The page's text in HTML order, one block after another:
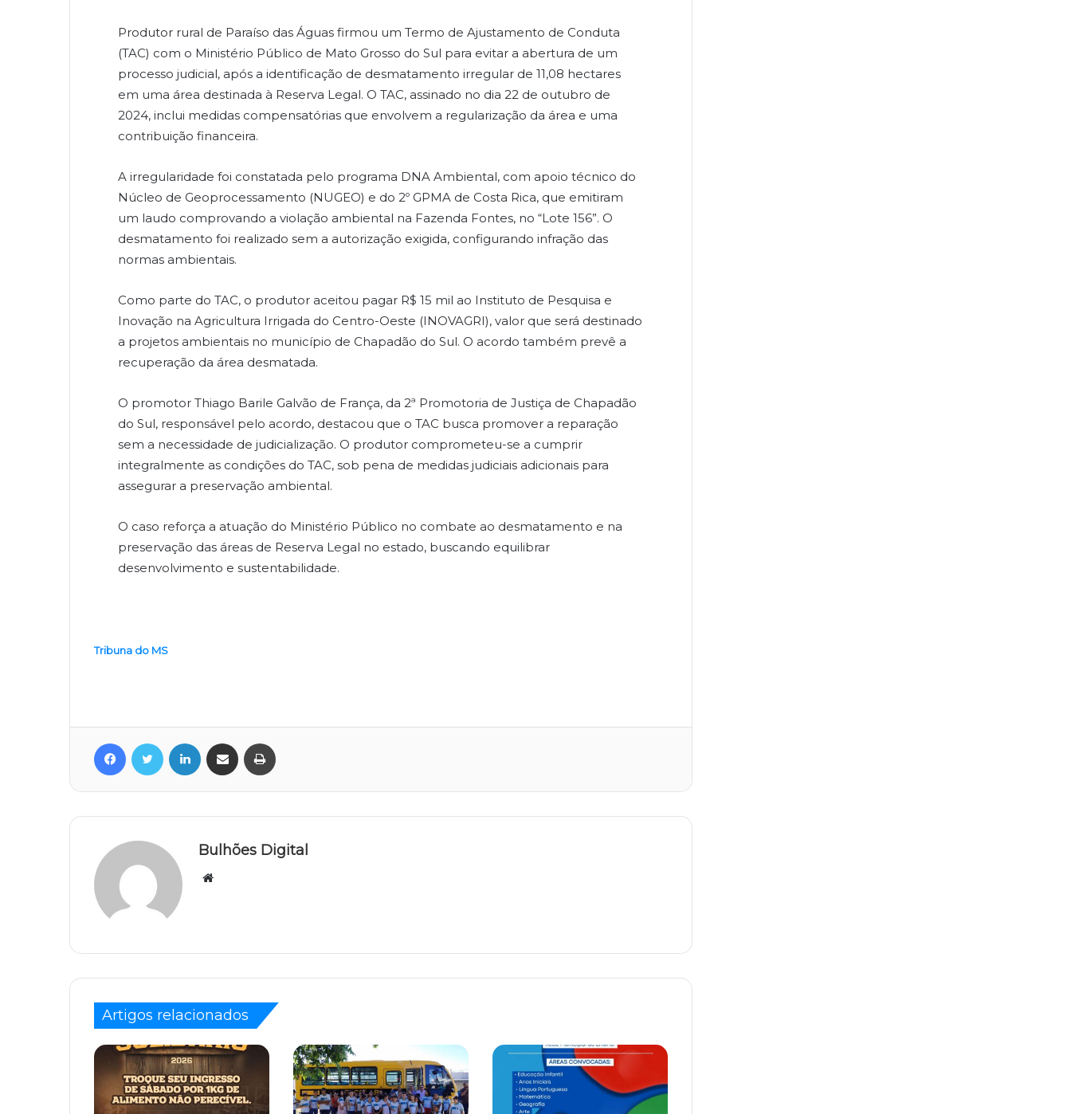
Produtor rural de Paraíso das Águas firmou um Termo de Ajustamento de Conduta
(TAC) com o Ministério Público de Mato Grosso do Sul para evitar a abertura de um
processo judicial, após a identificação de desmatamento irregular de 11,08 hectares
em uma área destinada à Reserva Legal. O TAC, assinado no dia 22 de outubro de
2024, inclui medidas compensatórias que envolvem a regularização da área e uma
contribuição financeira.
A irregularidade foi constatada pelo programa DNA Ambiental, com apoio técnico do
Núcleo de Geoprocessamento (NUGEO) e do 2º GPMA de Costa Rica, que emitiram
um laudo comprovando a violação ambiental na Fazenda Fontes, no “Lote 156”. O
desmatamento foi realizado sem a autorização exigida, configurando infração das
normas ambientais.
Como parte do TAC, o produtor aceitou pagar R$ 15 mil ao Instituto de Pesquisa e
Inovação na Agricultura Irrigada do Centro-Oeste (INOVAGRI), valor que será destinado
a projetos ambientais no município de Chapadão do Sul. O acordo também prevê a
recuperação da área desmatada.
O promotor Thiago Barile Galvão de França, da 2ª Promotoria de Justiça de Chapadão
do Sul, responsável pelo acordo, destacou que o TAC busca promover a reparação
sem a necessidade de judicialização. O produtor comprometeu-se a cumprir
integralmente as condições do TAC, sob pena de medidas judiciais adicionais para
assegurar a preservação ambiental.
O caso reforça a atuação do Ministério Público no combate ao desmatamento e na
preservação das áreas de Reserva Legal no estado, buscando equilibrar
desenvolvimento e sustentabilidade.
Tribuna do MS
FacebookTwitter Linkedin Compartilhar via e-mail
Bulhões Digital
Website
Artigos relacionados